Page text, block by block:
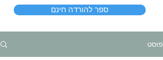
ספר להורדה חינם
פוסט